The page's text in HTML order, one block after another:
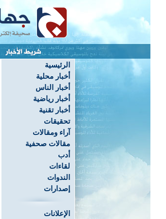
الرئيسية
أخبار محلية
أخبار الناس
أخبار رياضية
أخبار تقنية
تحقيقات
آراء ومقالات
مقالات صحفية
أدب
لقاءات
الندوات
إصدارات
الإعلانات